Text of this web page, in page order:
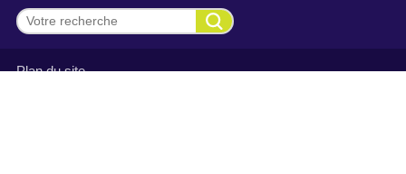
Effectuer une recherche
Plan du site